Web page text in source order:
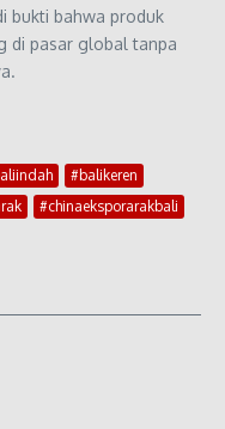
bukti bahwa produk
di pasar global tanpa
#balikeren
#chinaeksporarakbali